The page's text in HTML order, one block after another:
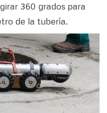
360 grados para
de la tubería.